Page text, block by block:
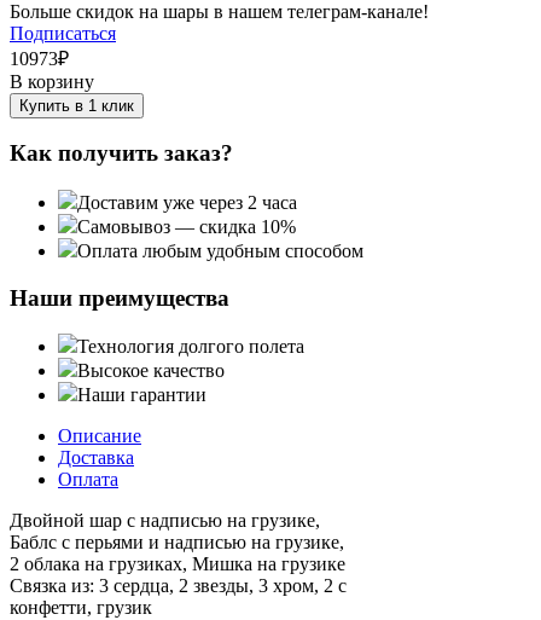
Больше скидок на шары в нашем телеграм-канале!
Подписаться
10973₽
В корзину
Купить в 1 клик
Как получить заказ?
Доставим уже через 2 часа
Самовывоз — скидка 10%
Оплата любым удобным способом
Наши преимущества
Технология долгого полета
Высокое качество
Наши гарантии
Описание
Доставка
Оплата
Двойной шар с надписью на грузике,
Баблс с перьями и надписью на грузике,
2 облака на грузиках, Мишка на грузике
Связка из: 3 сердца, 2 звезды, 3 хром, 2 с
конфетти, грузик